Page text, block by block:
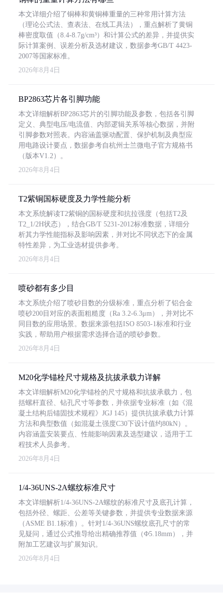
本文详细介绍了铜棒和黄铜棒重量的三种常用计算方法
（理论公式法、查表法、在线工具法），重点解析了黄铜
棒密度取值（8.4-8.7g/cm³）和计算公式的差异，并提供实
际计算案例、误差分析及选材建议，数据参考GB/T 4423-
2007等国家标准。
2026年8月4日
BP2863芯片各引脚功能
本文详细解析BP2863芯片的引脚功能及参数，包括各引脚
定义、典型电压/电流值、内部逻辑关系等核心数据，并附
引脚参数对照表。内容涵盖驱动配置、保护机制及典型应
用电路设计要点，数据参考自杭州士兰微电子官方规格书
（版本V1.2）。
2026年8月4日
T2紫铜国标硬度及力学性能分析
本文系统解读T2紫铜的国标硬度和抗拉强度（包括T2及
T2_1/2H状态），结合GB/T 5231-2012标准数据，详细分
析其力学性能指标及影响因素，并对比不同状态下的金属
特性差异，为工业选材提供参考。
2026年8月4日
喷砂都有多少目
本文系统介绍了喷砂目数的分级标准，重点分析了铝合金
喷砂200目对应的表面粗糙度（Ra 3.2-6.3μm），并对比不
同目数的应用场景。数据来源包括ISO 8503-1标准和行业
实践，帮助用户根据需求选择合适的喷砂参数。
2026年8月4日
M20化学锚栓尺寸规格及抗拔承载力详解
本文详细解析M20化学锚栓的尺寸规格和抗拔承载力，包
括螺杆直径、钻孔尺寸等参数，并依据专业标准（如《混
凝土结构后锚固技术规程》JGJ 145）提供抗拔承载力计算
方法和典型数值（如混凝土强度C30下设计值约80kN）。
内容涵盖安装要点、性能影响因素及选型建议，适用于工
程技术人员参考。
2026年8月4日
1/4-36UNS-2A螺纹标准尺寸
本文详细解析1/4-36UNS-2A螺纹的标准尺寸及底孔计算，
包括外径、螺距、公差等关键参数，并提供专业数据来源
（ASME B1.1标准）。针对1/4-36UNS螺纹底孔尺寸的常
见疑问，通过公式推导给出精确推荐值（Φ5.18mm），并
附加工艺建议与扩展知识。
2026年8月4日